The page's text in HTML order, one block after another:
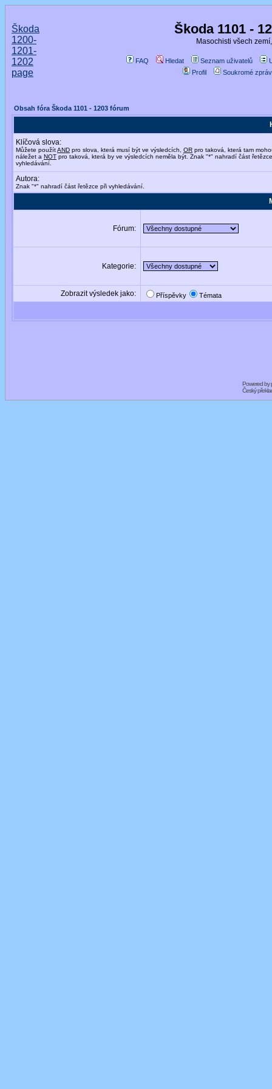
Škoda
1200-
1201-
1202
page
Škoda 1101 -
Masochisti všech
FAQ Hledat Seznam uživatelů
Profil
Soukromé
Obsah fóra Škoda 1101 - 1203 fórum
Klíčová slova:
Můžete použítAND pro slova, která musí být ve výsledcích, OR pro taková, která tam
náležet a NOT pro taková, která by ve výsledcích neměla být. Znak "*" nahradí část
vyhledávání.
Autora:
Znak "*" nahradí část řetězce při vyhledávání.
Fórum:
Kategorie:
Zobrazit výsledek jako: Příspěvky Témata
Powered by
Český